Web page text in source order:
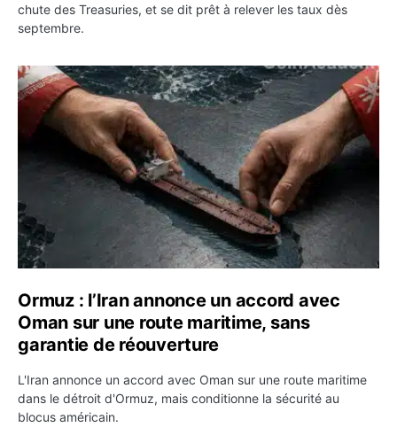
chute des Treasuries, et se dit prêt à relever les taux dès
septembre.
Ormuz : l’Iran annonce un accord avec Oman sur une
Ormuz : l’Iran annonce un accord avec
Oman sur une route maritime, sans
garantie de réouverture
L'Iran annonce un accord avec Oman sur une route maritime
dans le détroit d'Ormuz, mais conditionne la sécurité au
blocus américain.